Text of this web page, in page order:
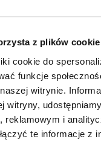
z plików cookie
cookie do
funkcje
witrynie.
witryny,
reklamowym i
te informacje z
struktura tym więcej
jest możliwe. A od
cała reszta leczenia.